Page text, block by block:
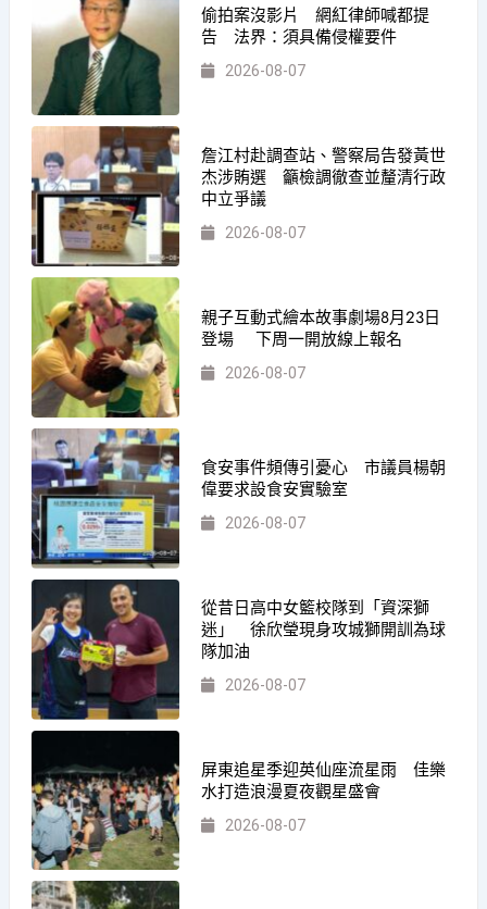
偷拍案沒影片 網紅律師喊都提
告 法界：須具備侵權要件
2026-08-07
詹江村赴調查站、警察局告發黃世
杰涉賄選 籲檢調徹查並釐清行政
中立爭議
2026-08-07
親子互動式繪本故事劇場8月23日
登場 下周一開放線上報名
2026-08-07
食安事件頻傳引憂心 市議員楊朝
偉要求設食安實驗室
2026-08-07
從昔日高中女籃校隊到「資深獅
迷」 徐欣瑩現身攻城獅開訓為球
隊加油
2026-08-07
屏東追星季迎英仙座流星雨 佳樂
水打造浪漫夏夜觀星盛會
2026-08-07